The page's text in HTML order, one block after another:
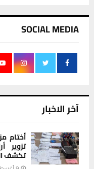
SOCIAL MEDIA
آخر الاخبار
أختام
تزوير
تكشف